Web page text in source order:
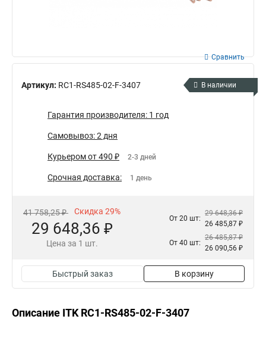
Артикул: RC1-RS485-02-F-3407
Сравнить
В наличии
Гарантия производителя: 1 год
Самовывоз: 2 дня
Курьером от 490 ₽ 2-3 дней
Срочная доставка: 1 день
41 758,25 ₽ Скидка 29%
29 648,36 ₽
Цена за 1 шт.
От 20 шт:
29 648,36 ₽
26 485,87 ₽
От 40 шт:
26 485,87 ₽
26 090,56 ₽
Быстрый заказ В корзину
Описание ITK RC1-RS485-02-F-3407